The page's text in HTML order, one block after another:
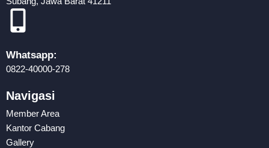
Whatsapp:
0822-40000-278
Navigasi
Member Area
Kantor Cabang
Gallery